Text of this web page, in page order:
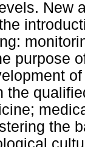
New
purpose
the
the